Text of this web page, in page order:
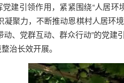
建引领作用，紧紧围绕“人居
凝聚力，不断推动恩棋村人居环
动、党群互动、群众行动”的党
治长效开展。